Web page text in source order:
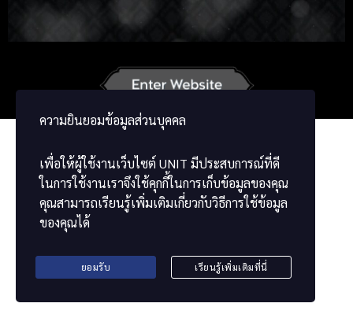
ความยินยอมข้อมูลส่วนบุคคล
เพื่อให้ผู้ใช้งานเว็บไซต์ UNIT มีประสบการณ์ที่ดี
ในการใช้งานเราจึงใช้คุกกี้ในการเก็บข้อมูลของคุณ
คุณสามารถเรียนรู้เพิ่มเติมเกี่ยวกับวิธีการใช้ข้อมูล
ของคุณได้
ยอมรับ เรียนรู้เพิ่มเติมที่นี่
ខ្មែរ